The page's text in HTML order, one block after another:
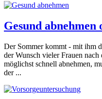
Gesund abnehmen
Der Sommer kommt - mit ihm
der Wunsch vieler Frauen
möglichst schnell abnehmen,
der ...